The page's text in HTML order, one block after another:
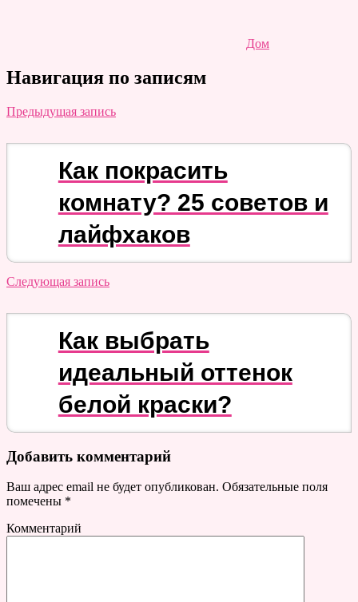
Дом
Навигация по записям
Предыдущая запись
Как покрасить
комнату? 25 советов и
лайфхаков
Следующая запись
Как выбрать
идеальный оттенок
белой краски?
Добавить комментарий
Ваш адрес email не будет опубликован. Обязательные поля
помечены *
Комментарий